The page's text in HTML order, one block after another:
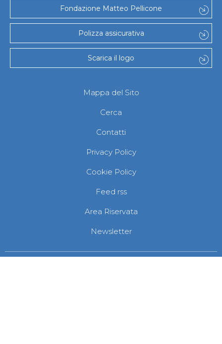
Fondazione Matteo Pellicone
Polizza assicurativa
Scarica il logo
Mappa del Sito
Cerca
Contatti
Privacy Policy
Cookie Policy
Feed rss
Area Riservata
Newsletter